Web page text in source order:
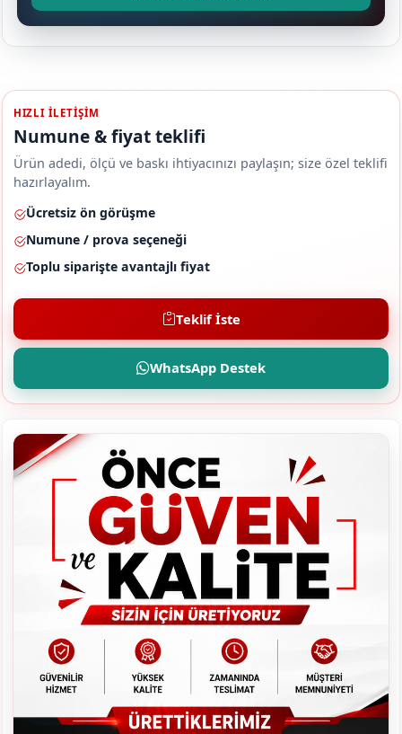
HIZLI ILETIŞIM
Numune & fiyat teklifi
Ürün adedi, ölçü ve baskı ihtiyacınızı paylaşın; size özel teklifi
hazırlayalım.
Ücretsiz ön görüşme
Numune / prova seçeneği
Toplu siparişte avantajlı fiyat
Teklif İste
WhatsApp Destek